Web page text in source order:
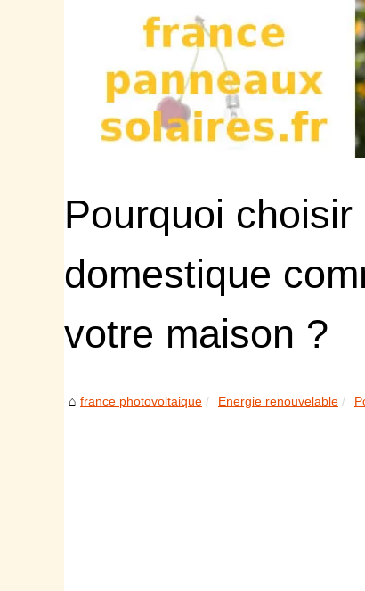
Pourquoi
domestique
votre maison ?
france photovoltaique Energie renouvelable